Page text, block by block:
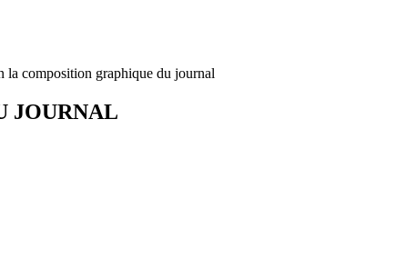
la composition graphique du journal
JOURNAL